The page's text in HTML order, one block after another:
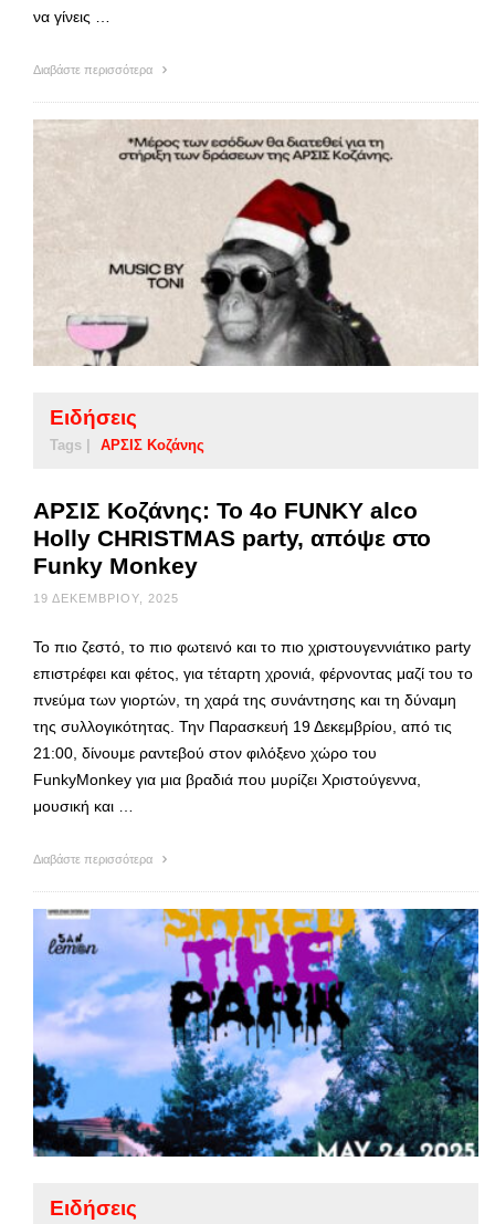
να γίνεις …
Διαβάστε περισσότερα
Ειδήσεις
Tags | ΑΡΣΙΣ Κοζάνης
ΑΡΣΙΣ Κοζάνης: To 4o FUNKY alco
Holly CHRISTMAS party, απόψε στο
Funky Monkey
19 ΔΕΚΕΜΒΡΊΟΥ, 2025
Το πιο ζεστό, το πιο φωτεινό και το πιο χριστουγεννιάτικο party
επιστρέφει και φέτος, για τέταρτη χρονιά, φέρνοντας μαζί του το
πνεύμα των γιορτών, τη χαρά της συνάντησης και τη δύναμη
της συλλογικότητας. Την Παρασκευή 19 Δεκεμβρίου, από τις
21:00, δίνουμε ραντεβού στον φιλόξενο χώρο του
FunkyMonkey για μια βραδιά που μυρίζει Χριστούγεννα,
μουσική και …
Διαβάστε περισσότερα
Ειδήσεις